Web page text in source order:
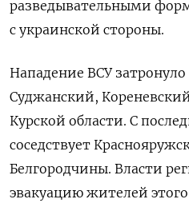
разведывательными
с украинской стороны.
Нападение ВСУ
Суджанский,
Курской области. С
соседствует
Белгородчины. Власти
эвакуацию жителей